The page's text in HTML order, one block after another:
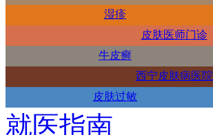
湿疹
皮肤医师门诊
牛皮癣
西宁皮肤病医院
皮肤过敏
就医指南